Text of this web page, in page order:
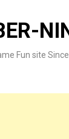
Fun site